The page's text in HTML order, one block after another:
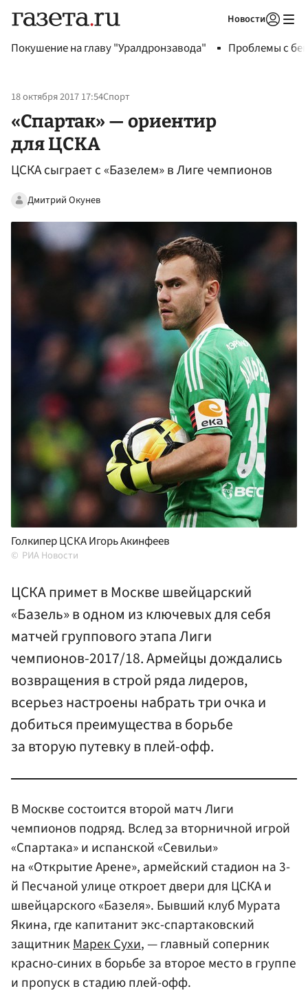
Новости
Покушение на главу "Уралдронзавода" Проблемы с
18 октября 2017 17:54Спорт
«Спартак» — ориентир
для ЦСКА
ЦСКА сыграет с «Базелем» в Лиге чемпионов
Дмитрий Окунев
Голкипер ЦСКА Игорь Акинфеев
РИА Новости
ЦСКА примет в Москве швейцарский
«Базель» в одном из ключевых для себя
матчей группового этапа Лиги
чемпионов-2017/18. Армейцы дождались
возвращения в строй ряда лидеров,
всерьез настроены набрать три очка и
добиться преимущества в борьбе
за вторую путевку в плей-офф.
В Москве состоится второй матч Лиги
чемпионов подряд. Вслед за вторничной игрой
«Спартака» и испанской «Севильи»
на «Открытие Арене», армейский стадион на 3-
й Песчаной улице откроет двери для ЦСКА и
швейцарского «Базеля». Бывший клуб Мурата
Якина, где капитанит экс-спартаковский
защитникМарек Сухи, — главный соперник
красно-синих в борьбе за второе место в группе
и пропуск в стадию плей-офф.